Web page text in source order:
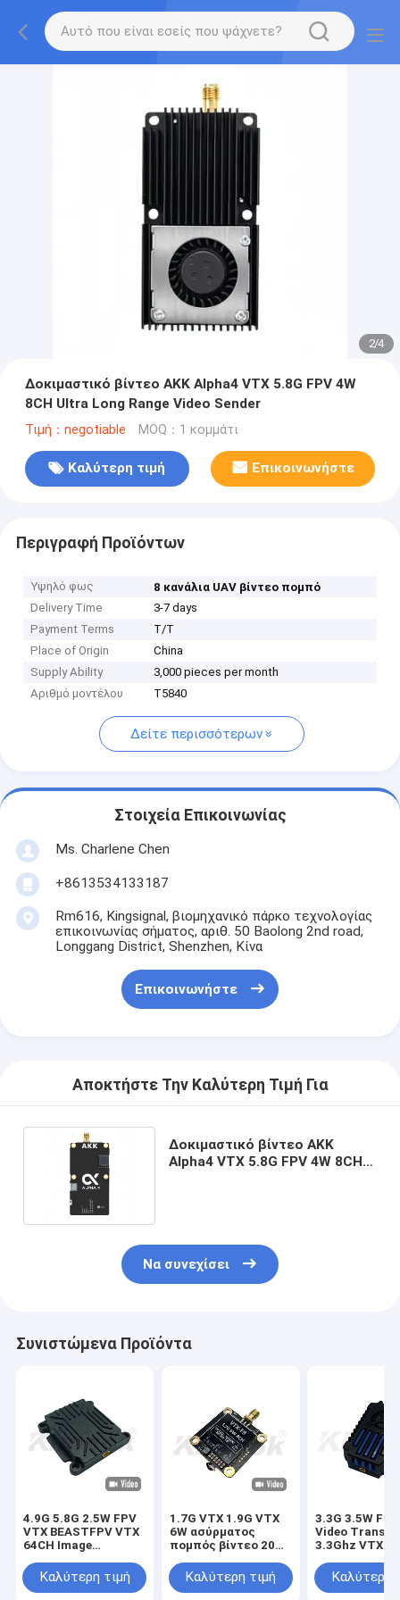
2/4
Δοκιμαστικό βίντεο AKK Alpha4 VTX 5.8G FPV 4W
8CH Ultra Long Range Video Sender
Τιμή：negotiable MOQ：1 κομμάτι
Καλύτερη τιμή Επικοινωνήστε
Περιγραφή Προϊόντων
Υψηλό φως
8 κανάλια UAV βίντεο πομπό
Delivery Time
3-7 days
Payment Terms
T/T
Place of Origin
China
Supply Ability
3,000 pieces per month
Αριθμό μοντέλου
Τ5840
Δείτε περισσότερων
Στοιχεία Επικοινωνίας
Ms. Charlene Chen
+8613534133187
Rm616, Kingsignal, βιομηχανικό πάρκο τεχνολογίας
επικοινωνίας σήματος, αριθ. 50 Baolong 2nd road,
Longgang District, Shenzhen, Κίνα
Επικοινωνήστε
Αποκτήστε Την Καλύτερη Τιμή Για
Δοκιμαστικό βίντεο AKK
Alpha4 VTX 5.8G FPV 4W 8CH
Να συνεχίσει
Συνιστώμενα Προϊόντα
4.9G 5.8G 2.5W FPV
VTX BEASTFPV VTX
64CH Image
Accessories
Καλύτερη τιμή
1.7G VTX 1.9G VTX
6W ασύρματος
πομπός βίντεο 20
εικόνας μεγάλης
απόστασης
Καλύτερη τιμή
3.3G 3.5W
Video
3.3Ghz VTX
25mW/
FPV VTX
Καλύτερη